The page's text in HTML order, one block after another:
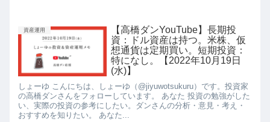
資産運用
【高橋ダンYouTube】長期投
資：ドル資産は持つ。米株、仮
想通貨は定期買い。短期投資：
特になし。【2022年10月19日
(水)】
しょーゆ こんにちは、しょーゆ（@jiyuwotsukuru）です。投資家
の高橋ダンさんをフォローしています。 あなた 投資の勉強がした
い、実際の投資の参考にしたい。ダンさんの分析・意見・考え・
おすすめを知りたい。 あなた...